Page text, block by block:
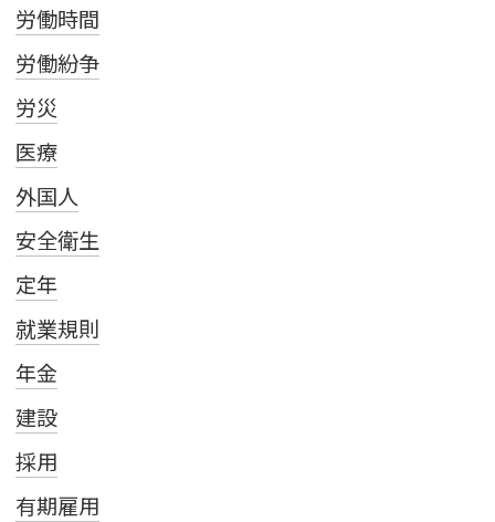
労働時間
労働紛争
労災
医療
外国人
安全衛生
定年
就業規則
年金
建設
採用
有期雇用